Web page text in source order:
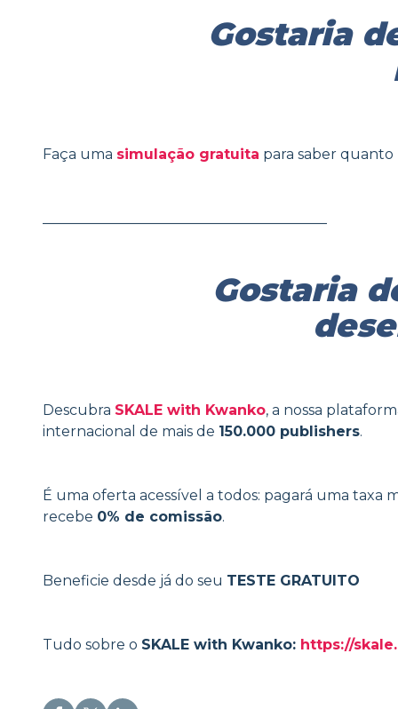
Gostaria
Faça uma simulação gratuita para saber quanto
Gostaria
Descubra SKALE with Kwanko, a nossa
internacional de mais de 150.000 publishers.
É uma oferta acessível a todos: pagará uma taxa
recebe 0% de comissão.
Beneficie desde já do seu TESTE GRATUITO
Tudo sobre o SKALE with Kwanko: https://